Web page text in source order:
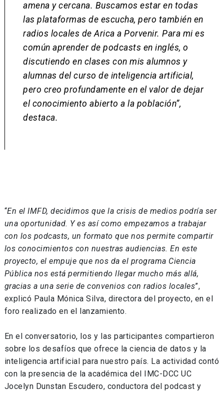
amena y cercana. Buscamos estar en todas
las plataformas de escucha, pero también en
radios locales de Arica a Porvenir. Para mi es
común aprender de podcasts en inglés, o
discutiendo en clases con mis alumnos y
alumnas del curso de inteligencia artificial,
pero creo profundamente en el valor de dejar
el conocimiento abierto a la población”,
destaca.
“En el IMFD, decidimos que la crisis de medios podría ser
una oportunidad. Y es así como empezamos a trabajar
con los podcasts, un formato que nos permite compartir
los conocimientos con nuestras audiencias. En este
proyecto, el empuje que nos da el programa Ciencia
Pública nos está permitiendo llegar mucho más allá,
gracias a una serie de convenios con radios locales”,
explicó Paula Mónica Silva, directora del proyecto, en el
foro realizado en el lanzamiento.
En el conversatorio, los y las participantes compartieron
sobre los desafíos que ofrece la ciencia de datos y la
inteligencia artificial para nuestro país. La actividad contó
con la presencia de la académica del IMC-DCC UC
Jocelyn Dunstan Escudero, conductora del podcast y